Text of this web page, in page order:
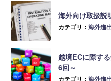
海外向け取扱説
カテゴリ：海外進
越境ECに際す
6回～
カテゴリ：海外進